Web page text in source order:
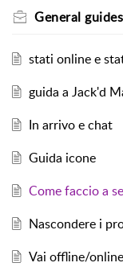
General guides
stati online e
guida a Jack'd
In arrivo e chat
Guida icone
Come faccio a
Nascondere i
Vai offline/